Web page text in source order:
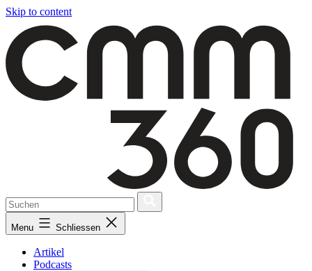
Skip to content
Menu Schliessen
Artikel
Podcasts